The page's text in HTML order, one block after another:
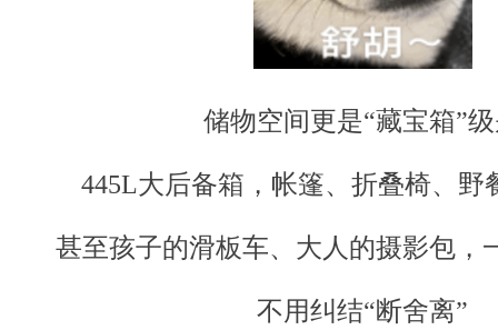
储物空间更是“藏宝箱”
445L大后备箱，帐篷、折叠椅、野
甚至孩子的滑板车、大人的摄影包，
不用纠结“断舍离”